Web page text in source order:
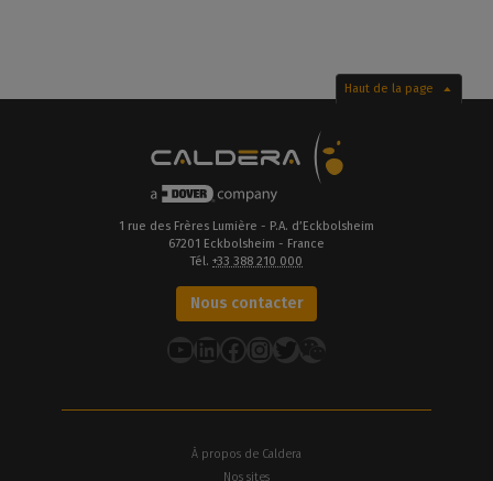
Haut de la page
1 rue des Frères Lumière - P.A. d’Eckbolsheim
67201 Eckbolsheim - France
Tél. +33 388 210 000
Nous contacter
YouTube
LinkedIn
Facebook
Instagram
Twitter
À propos de Caldera
Nos sites